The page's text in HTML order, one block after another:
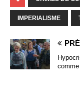
IMPERIALISME